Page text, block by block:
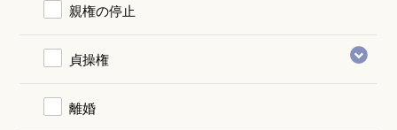
親権の停止
貞操権
離婚